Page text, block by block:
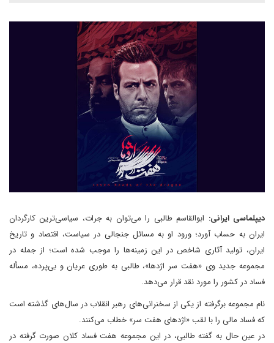
دیپلماسی ایرانی: ابوالقاسم طالبی را می‌توان به جرات، سیاسی‌ترین کارگردان
ایران به حساب آورد؛ ورود او به مسائل جنجالی در سیاست، اقتصاد و تاریخ
ایران، تولید آثاری شاخص در این زمینه‌ها را موجب شده است؛ از جمله در
مجموعه جدید وی «هفت سر اژدها»، طالبی به طوری عریان و بی‌پرده، مسأله
فساد در کشور را مورد نقد قرار می‌دهد.
نام مجموعه برگرفته از یکی از سخنرانی‌های رهبر انقلاب در سال‌های گذشته است
که فساد مالی را با لقب «اژدهای هفت سر» خطاب می‌کنند.
در عین حال به گفته طالبی، در این مجموعه هفت فساد کلان صورت گرفته در